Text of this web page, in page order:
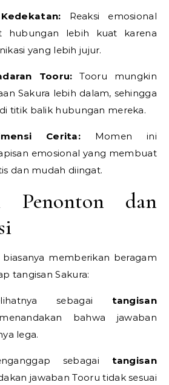
Reaksi emosional
hubungan lebih kuat karena
yang lebih jujur.
Tooru: Tooru mungkin
Sakura lebih dalam, sehingga
titik balik hubungan mereka.
Cerita: Momen ini
emosional yang membuat
dan mudah diingat.
Penonton dan
memberikan beragam
tangisan Sakura:
sebagai tangisan
bahwa jawaban
lega.
sebagai tangisan
jawaban Tooru tidak sesuai